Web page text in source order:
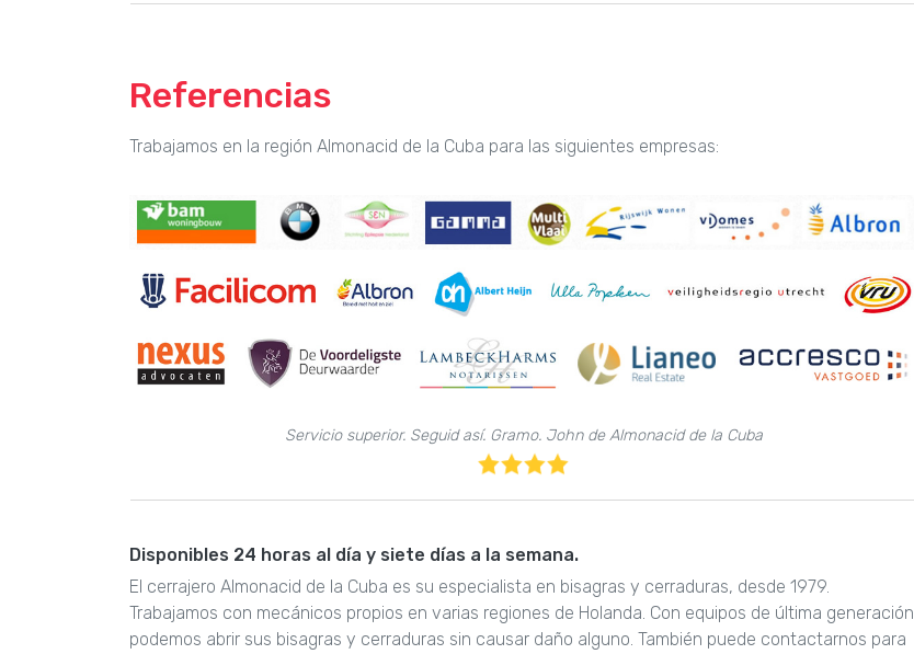
Referencias
Trabajamos en la región Almonacid de la Cuba para las siguientes empresas:
Servicio superior. Seguid así. Gramo. John de Almonacid de la Cuba
Disponibles 24 horas al día y siete días a la semana.
El cerrajero Almonacid de la Cuba es su especialista en bisagras y cerraduras, desde 1979.
Trabajamos con mecánicos propios en varias regiones de Holanda. Con equipos de última generación
podemos abrir sus bisagras y cerraduras sin causar daño alguno. También puede contactarnos para